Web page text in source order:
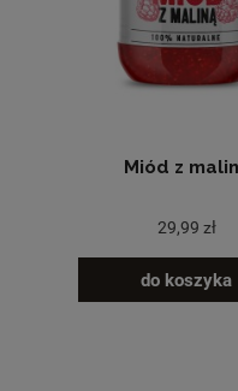
Miód z
29,99 zł
do koszyka